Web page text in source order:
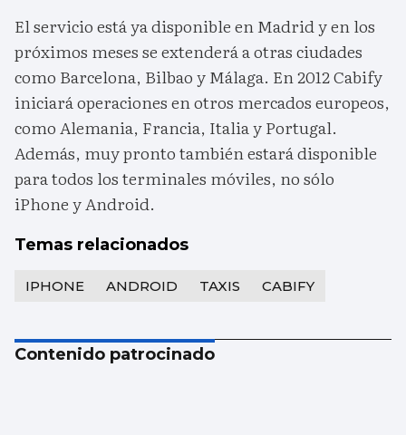
El servicio está ya disponible en Madrid y en los
próximos meses se extenderá a otras ciudades
como Barcelona, Bilbao y Málaga. En 2012 Cabify
iniciará operaciones en otros mercados europeos,
como Alemania, Francia, Italia y Portugal.
Además, muy pronto también estará disponible
para todos los terminales móviles, no sólo
iPhone y Android.
Temas relacionados
IPHONE ANDROID TAXIS CABIFY
Contenido patrocinado